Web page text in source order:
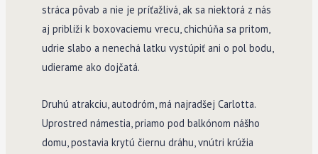
stráca pôvab a nie je príťažlivá, ak sa niektorá z nás
aj priblíži k boxovaciemu vrecu, chichúňa sa pritom,
udrie slabo a nenechá latku vystúpiť ani o pol bodu,
udierame ako dojčatá.
Druhú atrakciu, autodróm, má najradšej Carlotta.
Uprostred námestia, priamo pod balkónom nášho
domu, postavia krytú čiernu dráhu, vnútri krúžia